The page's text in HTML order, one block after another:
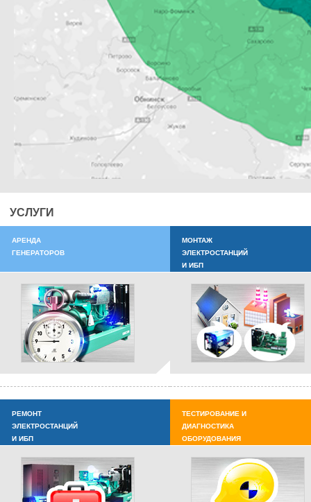
УСЛУГИ
АРЕНДА
ГЕНЕРАТОРОВ
МОНТАЖ
ЭЛЕКТРОСТАНЦИЙ
И ИБП
РЕМОНТ
ЭЛЕКТРОСТАНЦИЙ
И ИБП
ТЕСТИРОВАНИЕ И
ДИАГНОСТИКА
ОБОРУДОВАНИЯ